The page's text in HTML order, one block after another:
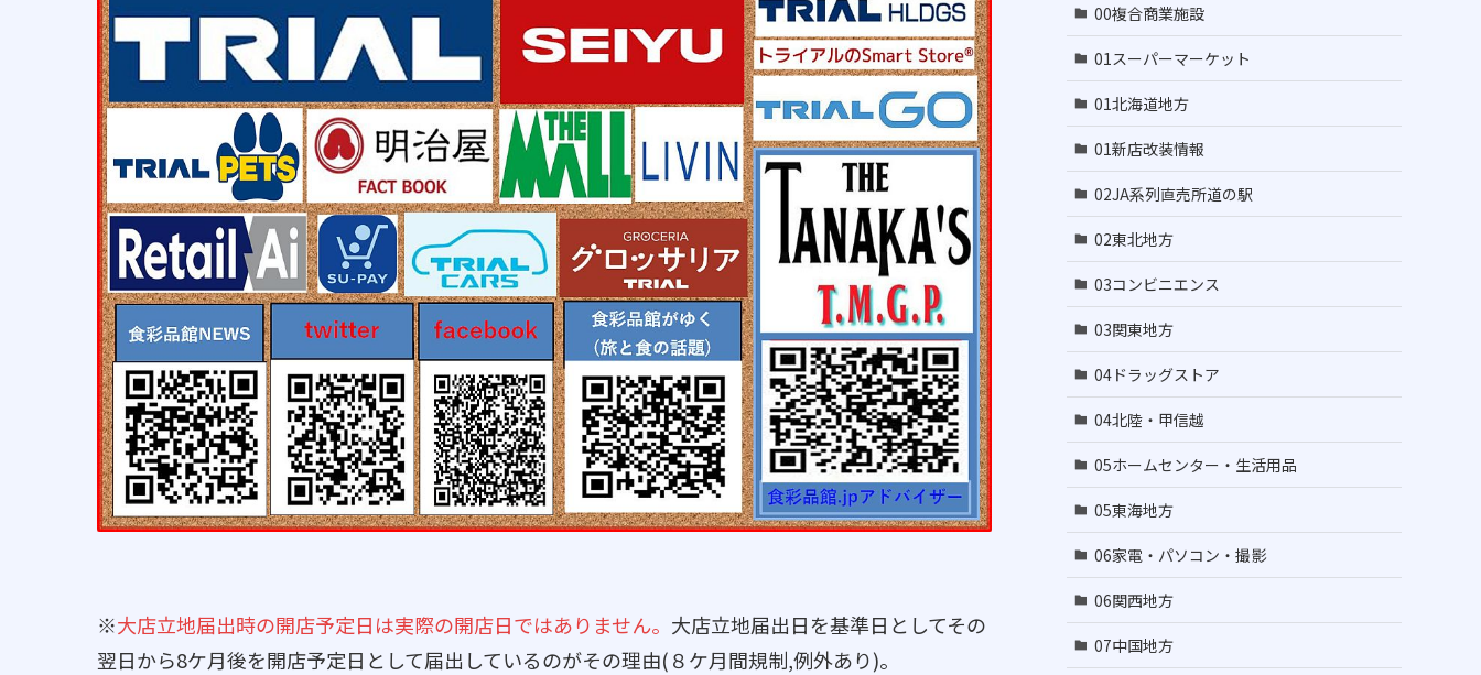
※大店立地届出時の開店予定日は実際の開店日ではありません。 大店立地届出日を基準日としてその
翌日から8ケ月後を開店予定日として届出しているのがその理由(８ケ月間規制,例外あり)。
00複合商業施設
01スーパーマーケット
01北海道地方
01新店改装情報
02JA系列直売所道の駅
02東北地方
03コンビニエンス
03関東地方
04ドラッグストア
04北陸・甲信越
05ホームセンター・生活用品
05東海地方
06家電・パソコン・撮影
06関西地方
07中国地方